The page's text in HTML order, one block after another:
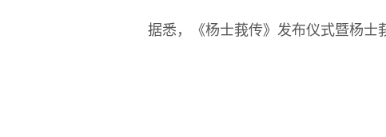
据悉，《杨士莪传》发布仪式暨杨士